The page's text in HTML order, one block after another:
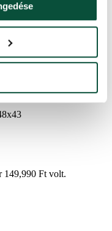
149,990 Ft volt.